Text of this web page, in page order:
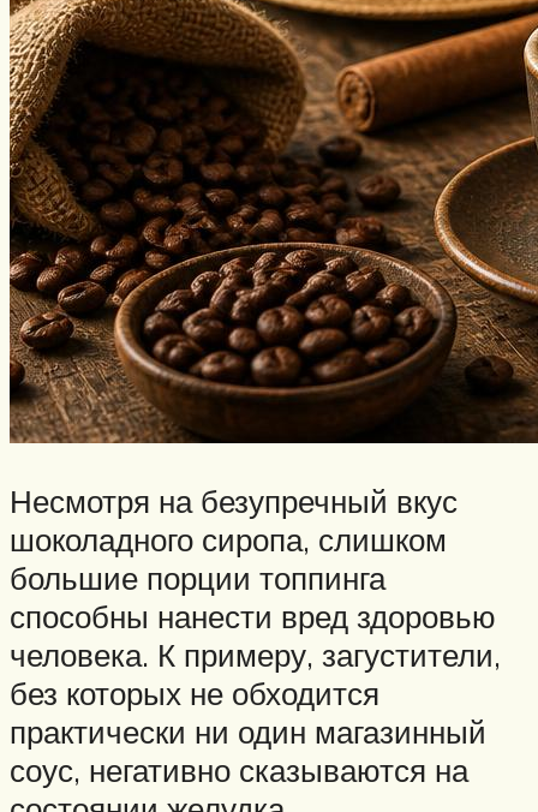
Несмотря на безупречный вкус
шоколадного сиропа, слишком
большие порции топпинга
способны нанести вред здоровью
человека. К примеру, загустители,
без которых не обходится
практически ни один магазинный
соус, негативно сказываются на